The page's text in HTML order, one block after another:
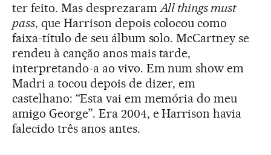
ter feito. Mas desprezaramAll things must
pass, que Harrison depois colocou como
faixa-título de seu álbum solo. McCartney se
rendeu à canção anos mais tarde,
interpretando-a ao vivo. Em num show em
Madri a tocou depois de dizer, em
castelhano: “Esta vai em memória do meu
amigo George”. Era 2004, e Harrison havia
falecido três anos antes.